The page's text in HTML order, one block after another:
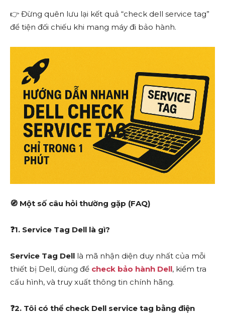
👉 Đừng quên lưu lại kết quả “check dell service tag”
để tiện đối chiếu khi mang máy đi bảo hành.
🧭 Một số câu hỏi thường gặp (FAQ)
❓1. Service Tag Dell là gì?
Service Tag Dell là mã nhận diện duy nhất của mỗi
thiết bị Dell, dùng để check bảo hành Dell, kiểm tra
cấu hình, và truy xuất thông tin chính hãng.
❓2. Tôi có thể check Dell service tag bằng điện